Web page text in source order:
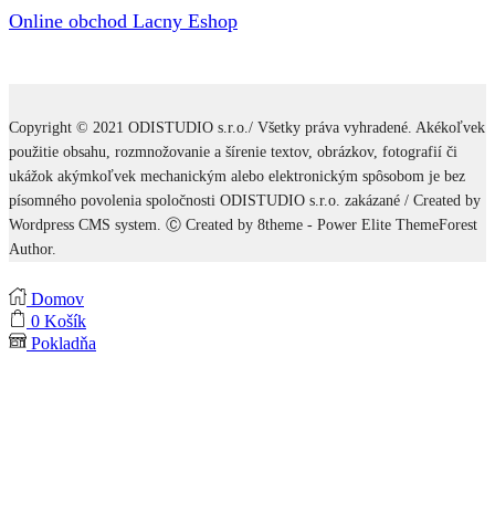
Online obchod Lacny Eshop
Copyright © 2021 ODISTUDIO s.r.o./ Všetky práva vyhradené. Akékoľvek
použitie obsahu, rozmnožovanie a šírenie textov, obrázkov, fotografií či
ukážok akýmkoľvek mechanickým alebo elektronickým spôsobom je bez
písomného povolenia spoločnosti ODISTUDIO s.r.o. zakázané / Created by
Wordpress CMS system. Ⓒ Created by 8theme - Power Elite ThemeForest
Author.
Domov
0 Košík
Pokladňa